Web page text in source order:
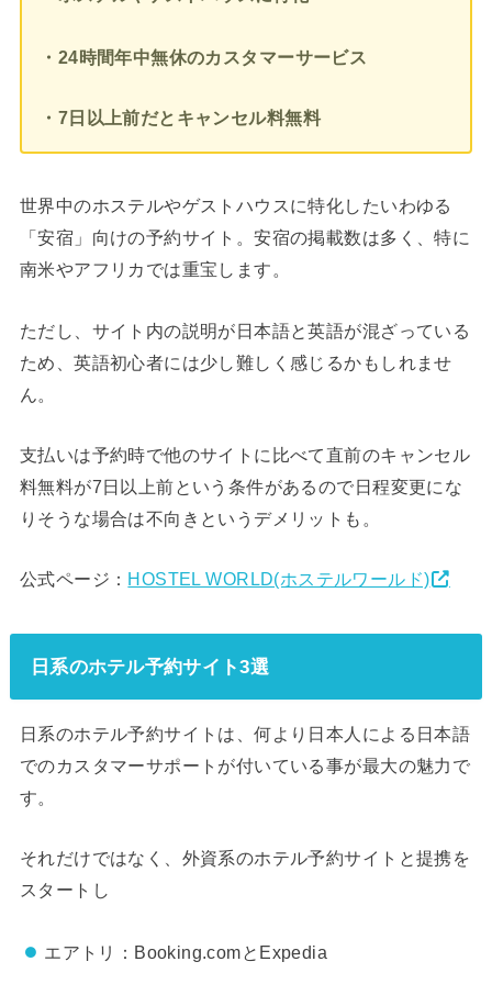
・24時間年中無休のカスタマーサービス
・7日以上前だとキャンセル料無料
世界中のホステルやゲストハウスに特化したいわゆる
「安宿」向けの予約サイト。安宿の掲載数は多く、特に
南米やアフリカでは重宝します。
ただし、サイト内の説明が日本語と英語が混ざっている
ため、英語初心者には少し難しく感じるかもしれませ
ん。
支払いは予約時で他のサイトに比べて直前のキャンセル
料無料が7日以上前という条件があるので日程変更にな
りそうな場合は不向きというデメリットも。
公式ページ： HOSTEL WORLD(ホステルワールド)
日系のホテル予約サイト3選
日系のホテル予約サイトは、何より日本人による日本語
でのカスタマーサポートが付いている事が最大の魅力で
す。
それだけではなく、外資系のホテル予約サイトと提携を
スタートし
エアトリ：Booking.comとExpedia